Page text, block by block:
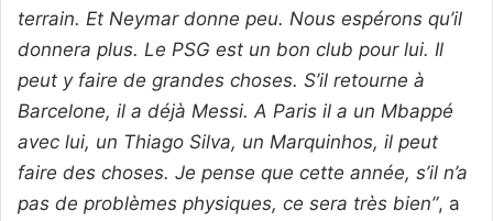
terrain. Et Neymar donne peu. Nous espérons qu’il
donnera plus. Le PSG est un bon club pour lui. Il
peut y faire de grandes choses. S’il retourne à
Barcelone, il a déjà Messi. A Paris il a un Mbappé
avec lui, un Thiago Silva, un Marquinhos, il peut
faire des choses. Je pense que cette année, s’il n’a
pas de problèmes physiques, ce sera très bien”, a